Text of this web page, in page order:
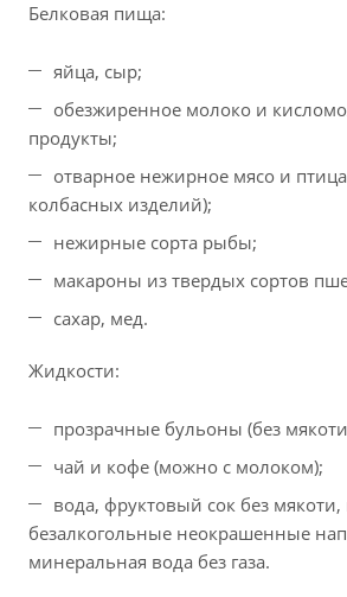
Белковая пища:
яйца, сыр;
обезжиренное молоко и
продукты;
отварное нежирное мясо и
колбасных изделий);
нежирные сорта рыбы;
макароны из твердых сортов
сахар, мед.
Жидкости:
прозрачные бульоны (без
чай и кофе (можно с молоком);
вода, фруктовый сок без мякоти,
безалкогольные неокрашенные
минеральная вода без газа.